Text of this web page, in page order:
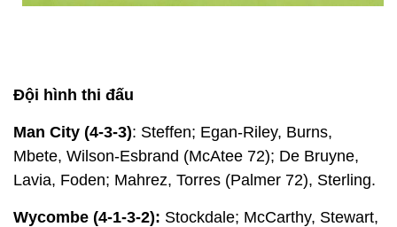
Đội hình thi đấu
Man City (4-3-3): Steffen; Egan-Riley, Burns,
Mbete, Wilson-Esbrand (McAtee 72); De Bruyne,
Lavia, Foden; Mahrez, Torres (Palmer 72), Sterling.
Wycombe (4-1-3-2): Stockdale; McCarthy, Stewart,